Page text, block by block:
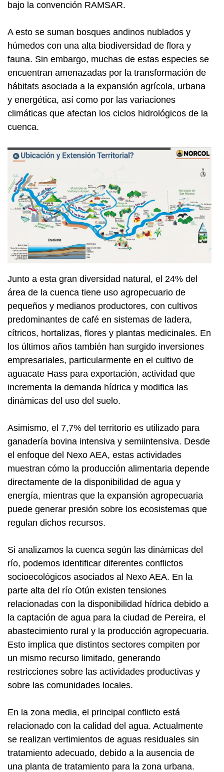
bajo la convención RAMSAR.
A esto se suman bosques andinos nublados y
húmedos con una alta biodiversidad de flora y
fauna. Sin embargo, muchas de estas especies se
encuentran amenazadas por la transformación de
hábitats asociada a la expansión agrícola, urbana
y energética, así como por las variaciones
climáticas que afectan los ciclos hidrológicos de la
cuenca.
Junto a esta gran diversidad natural, el 24% del
área de la cuenca tiene uso agropecuario de
pequeños y medianos productores, con cultivos
predominantes de café en sistemas de ladera,
cítricos, hortalizas, flores y plantas medicinales. En
los últimos años también han surgido inversiones
empresariales, particularmente en el cultivo de
aguacate Hass para exportación, actividad que
incrementa la demanda hídrica y modifica las
dinámicas del uso del suelo.
Asimismo, el 7,7% del territorio es utilizado para
ganadería bovina intensiva y semiintensiva. Desde
el enfoque del Nexo AEA, estas actividades
muestran cómo la producción alimentaria depende
directamente de la disponibilidad de agua y
energía, mientras que la expansión agropecuaria
puede generar presión sobre los ecosistemas que
regulan dichos recursos.
Si analizamos la cuenca según las dinámicas del
río, podemos identificar diferentes conflictos
socioecológicos asociados al Nexo AEA. En la
parte alta del río Otún existen tensiones
relacionadas con la disponibilidad hídrica debido a
la captación de agua para la ciudad de Pereira, el
abastecimiento rural y la producción agropecuaria.
Esto implica que distintos sectores compiten por
un mismo recurso limitado, generando
restricciones sobre las actividades productivas y
sobre las comunidades locales.
En la zona media, el principal conflicto está
relacionado con la calidad del agua. Actualmente
se realizan vertimientos de aguas residuales sin
tratamiento adecuado, debido a la ausencia de
una planta de tratamiento para la zona urbana.